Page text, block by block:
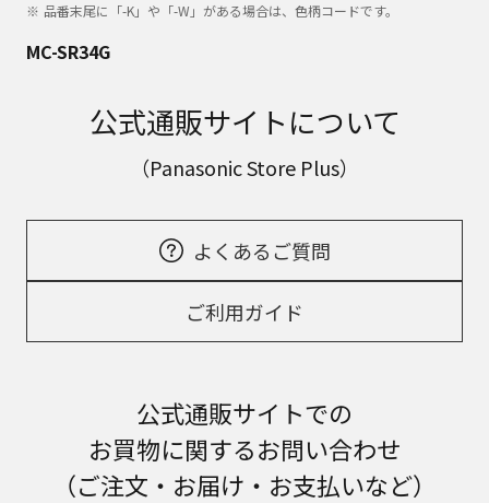
品番末尾に「-K」や「-W」がある場合は、色柄コードです。
MC-SR34G
公式通販サイトについて
（Panasonic Store Plus）
よくあるご質問
ご利用ガイド
公式通販サイトでの
お買物に関するお問い合わせ
（ご注文・お届け・お支払いなど）